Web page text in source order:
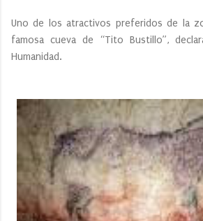
Uno de los atractivos preferidos de la
famosa cueva de “Tito Bustillo”,
Humanidad.